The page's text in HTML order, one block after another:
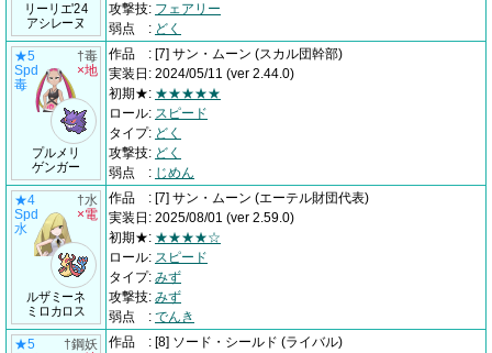
リーリエ'24
アシレーヌ
攻撃技: フェアリー
弱点
: どく
★5
Spd
毒
プルメリ
ゲンガー
†毒
×地
作品 : [7] サン・ムーン (スカル団幹部)
実装日 : 2024/05/11 (ver 2.44.0)
初期★: ★★★★★
ロール: スピード
タイプ: どく
攻撃技: どく
弱点
: じめん
★4
Spd
水
ルザミーネ
ミロカロス
†水
×電
作品 : [7] サン・ムーン (エーテル財団代表)
実装日 : 2025/08/01 (ver 2.59.0)
初期★: ★★★★☆
ロール: スピード
タイプ: みず
攻撃技: みず
弱点
: でんき
★5
†鋼妖
作品 : [8] ソード・シールド (ライバル)